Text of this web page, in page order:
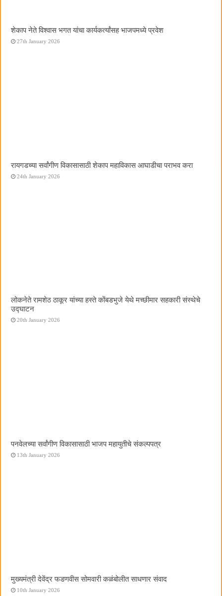
शेकाप नेते विश्वास भगत यांचा कार्यकर्त्यांसह भाजपमध्ये प्रवेश
27th January 2026
रायगडच्या सर्वांगीण विकासासाठी शेकाप महाविकास आघाडीचा पराभव करा
24th January 2026
लोकनेते रामशेठ ठाकूर यांच्या हस्ते कोंबडभुजे येथे मच्छीमार सहकारी संस्थेचे
उद्घाटन
20th January 2026
पनवेलच्या सर्वांगीण विकासासाठी भाजप महायुतीचे संकल्पपत्र
13th January 2026
मुख्यमंत्री देवेंद्र फडणवीस सोमवारी कळंबोलीत साधणार संवाद
10th January 2026